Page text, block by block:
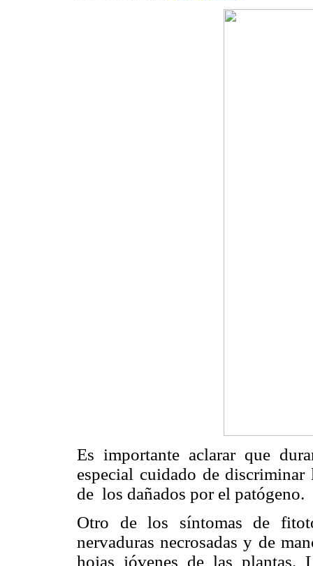
Es importante aclarar que
especial cuidado de
de los dañados por el patógeno.
Otro de los síntomas de
nervaduras necrosadas y de
hojas jóvenes de las plantas.